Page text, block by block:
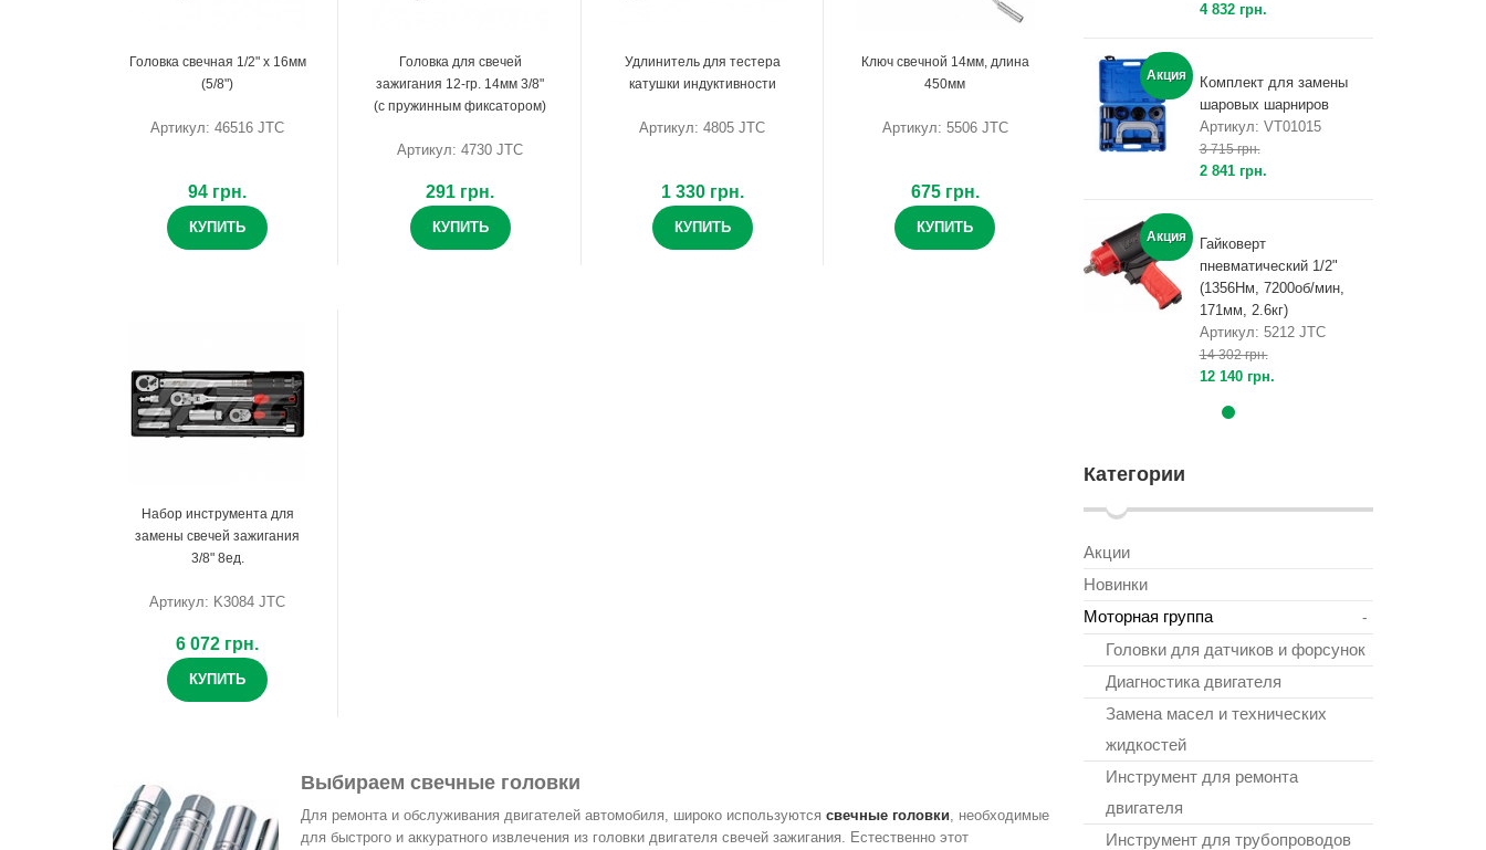
Головка свечная 1/2" х 16мм
(5/8")
Артикул: 46516 JTC
94 грн.
КУПИТЬ
Головка для свечей
зажигания 12-гр. 14мм 3/8"
(с пружинным фиксатором)
Артикул: 4730 JTC
291 грн.
КУПИТЬ
Удлинитель для тестера
катушки индуктивности
Артикул: 4805 JTC
1 330 грн.
КУПИТЬ
Ключ свечной 14мм, длина
450мм
Артикул: 5506 JTC
675 грн.
КУПИТЬ
Набор инструмента для
замены свечей зажигания
3/8" 8ед.
Артикул: K3084 JTC
6 072 грн.
КУПИТЬ
Выбираем свечные головки
Для ремонта и обслуживания двигателей автомобиля, широко используются свечные головки, необходимые
для быстрого и аккуратного извлечения из головки двигателя свечей зажигания. Естественно этот
4 832 грн.
Акция
Комплект для замены
шаровых шарниров
Артикул: VT01015
3 715 грн.
2 841 грн.
Акция
Гайковерт
пневматический 1/2"
(1356Нм, 7200об/мин,
171мм, 2.6кг)
Артикул: 5212 JTC
14 302 грн.
12 140 грн.
Категории
Акции
Новинки
Моторная группа
-
Головки для датчиков и форсунок
Диагностика двигателя
Замена масел и технических
жидкостей
Инструмент для ремонта
двигателя
Инструмент для трубопроводов